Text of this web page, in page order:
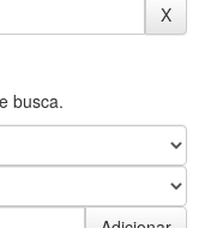
busca.